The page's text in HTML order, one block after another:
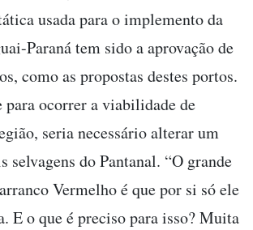
usada para o implemento da
Paraná tem sido a aprovação de
como as propostas destes portos.
para ocorrer a viabilidade de
seria necessário alterar um
selvagens do Pantanal. “O grande
Vermelho é que por si só ele
E o que é preciso para isso? Muita